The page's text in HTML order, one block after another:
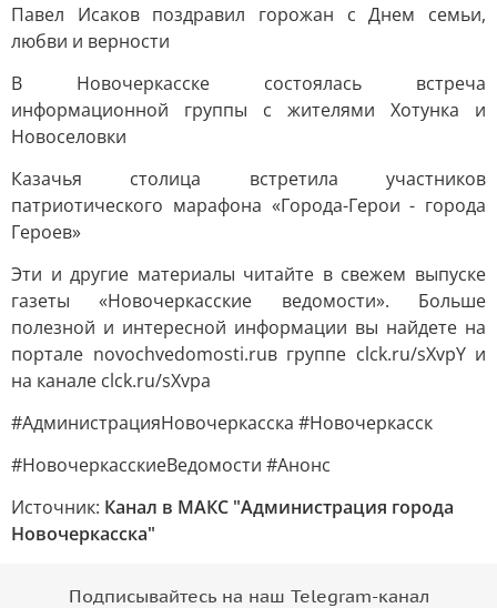
Павел Исаков поздравил горожан с Днем семьи,
любви и верности
В Новочеркасске состоялась встреча
информационной группы с жителями Хотунка и
Новоселовки
Казачья столица встретила участников
патриотического марафона «Города-Герои - города
Героев»
Эти и другие материалы читайте в свежем выпуске
газеты «Новочеркасские ведомости». Больше
полезной и интересной информации вы найдете на
портале novochvedomosti.ruв группе clck.ru/sXvpY и
на канале clck.ru/sXvpa
#АдминистрацияНовочеркасска #Новочеркасск
#НовочеркасскиеВедомости #Анонс
Источник: Канал в МАКС "Администрация города
Новочеркасска"
Подписывайтесь на наш Telegram-канал